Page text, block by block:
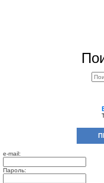
e-mail:
Пароль: